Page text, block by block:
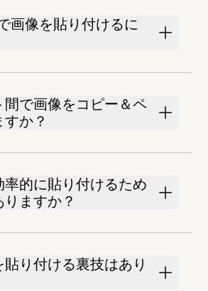
画像を貼り付けるに
間で画像をコピー＆ペ
か？
率的に貼り付けるため
ますか？
り付ける裏技はあり